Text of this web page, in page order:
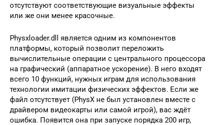
отсутствуют соответствующие визуальные эффекты
или же они менее красочные.
Physxloader.dll является одним из компонентов
платформы, который позволит переложить
вычислительные операции с центрального процессора
на графический (аппаратное ускорение). В него входят
всего 10 функций, нужных играм для использования
технологии имитации физических эффектов. Если же
файл отсутствует (PhysX не был установлен вместе с
драйвером видеокарты или самой игрой), вас ждёт
ошибка. Появится она при запуске порядка 200 игр,